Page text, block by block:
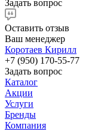
Задать вопрос
Оставить отзыв
Ваш менеджер
Коротаев Кирилл
+7 (950) 170-55-77
Задать вопрос
Каталог
Акции
Услуги
Бренды
Компания